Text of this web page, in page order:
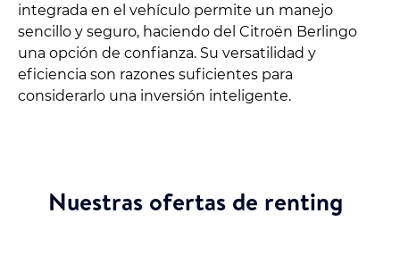
integrada en el vehículo permite un manejo
sencillo y seguro, haciendo del Citroën Berlingo
una opción de confianza. Su versatilidad y
eficiencia son razones suficientes para
considerarlo una inversión inteligente.
Nuestras ofertas de renting